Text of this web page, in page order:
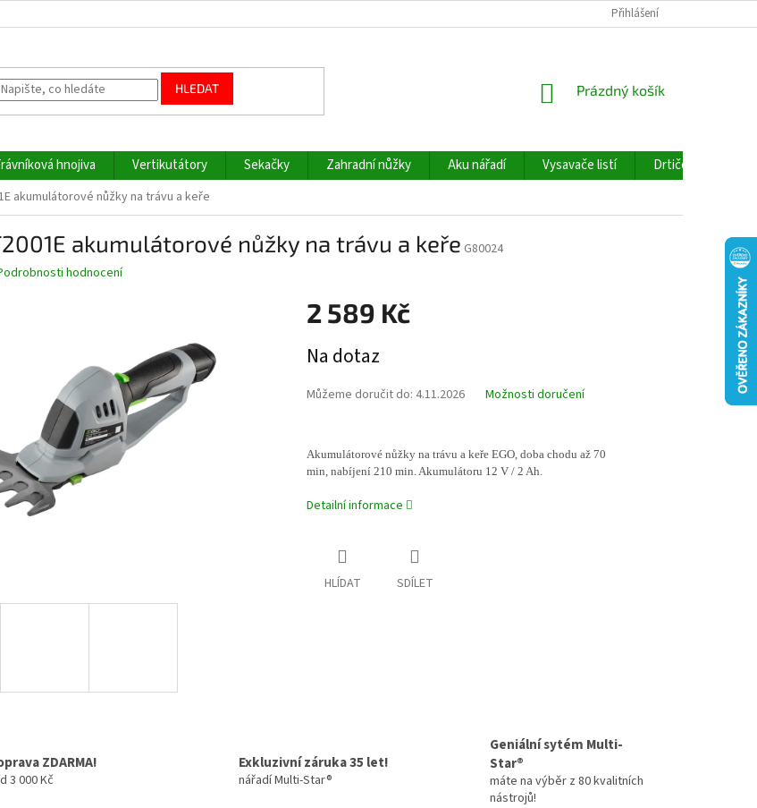
Přihlášení
HLEDAT
NÁKUPNÍ
Prázdný košík
hnojiva Vertikutátory Sekačky Zahradní nůžky Aku nářadí Vysavače listí Drtiče větví
akumulátorové nůžky na trávu a keře
akumulátorové nůžky na trávu a keře G80024
hodnocení
2 589 Kč
cena:
Na dotaz
Můžeme doručit do: 4.11.2026 Možnosti doručení
Akumulátorové nůžky na trávu a keře EGO, doba chodu až 70
min, nabíjení 210 min. Akumulátoru 12 V / 2 Ah.
Detailní informace
HLÍDAT SDÍLET
ZDARMA!
3 000 Kč
Exkluzivní záruka 35 let!
nářadí Multi-Star®
Geniální sytém Multi-
Star®
máte na výběr z 80 kvalitních
nástrojů!